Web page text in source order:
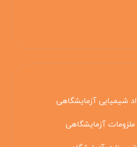
شیمیایی آزمایشگاهی
ملزومات آزمایشگاهی